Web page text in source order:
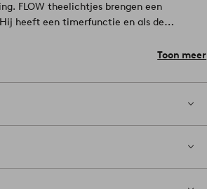
FLOW theelichtjes brengen een
Hij heeft een timerfunctie en als de
65 dagen, als je voor de aan-
Toon meer